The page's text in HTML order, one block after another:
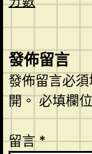
發佈留言
發佈留言必
開。必填欄
留言*